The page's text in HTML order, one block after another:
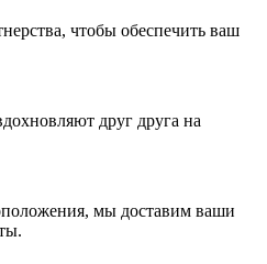
чтобы обеспечить ваш
друг друга на
мы доставим ваши